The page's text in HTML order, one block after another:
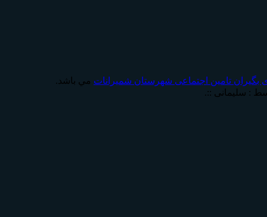
تامين اجتماعی شهرستان شمیرانات مي باشد.